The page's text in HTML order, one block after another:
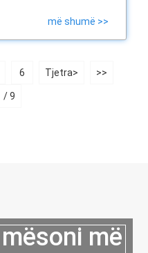
më shumë >>
6 Tjetra> >>
/ 9
më